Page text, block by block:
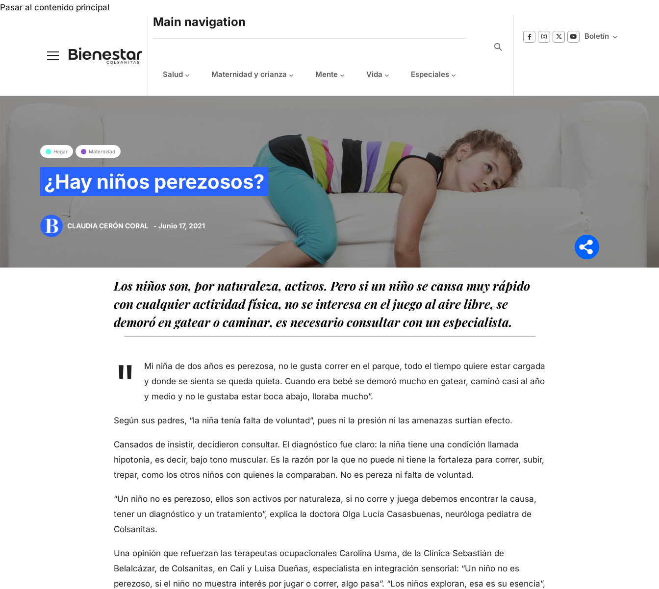
Pasar al contenido principal
Main navigation
Salud Maternidad y crianza Mente Vida Especiales
Boletín
Reciba notificaciones sobre los temas de
Bienestar que le interesan.
Hogar Maternidad
¿Hay niños perezosos?
CLAUDIA CERÓN CORAL - Junio 17, 2021
Los niños son, por naturaleza, activos. Pero si un niño se cansa muy rápido
con cualquier actividad física, no se interesa en el juego al aire libre, se
demoró en gatear o caminar, es necesario consultar con un especialista.
"
Mi niña de dos años es perezosa, no le gusta correr en el parque, todo el tiempo quiere estar cargada
y donde se sienta se queda quieta. Cuando era bebé se demoró mucho en gatear, caminó casi al año
y medio y no le gustaba estar boca abajo, lloraba mucho”.
Según sus padres, “la niña tenía falta de voluntad”, pues ni la presión ni las amenazas surtían efecto.
Cansados de insistir, decidieron consultar. El diagnóstico fue claro: la niña tiene una condición llamada
hipotonía, es decir, bajo tono muscular. Es la razón por la que no puede ni tiene la fortaleza para correr, subir,
trepar, como los otros niños con quienes la comparaban. No es pereza ni falta de voluntad.
“Un niño no es perezoso, ellos son activos por naturaleza, si no corre y juega debemos encontrar la causa,
tener un diagnóstico y un tratamiento”, explica la doctora Olga Lucía Casasbuenas, neuróloga pediatra de
Colsanitas.
Una opinión que refuerzan las terapeutas ocupacionales Carolina Usma, de la Clínica Sebastián de
Belalcázar, de Colsanitas, en Cali y Luisa Dueñas, especialista en integración sensorial: “Un niño no es
perezoso, si el niño no muestra interés por jugar o correr, algo pasa”. “Los niños exploran, esa es su esencia”,